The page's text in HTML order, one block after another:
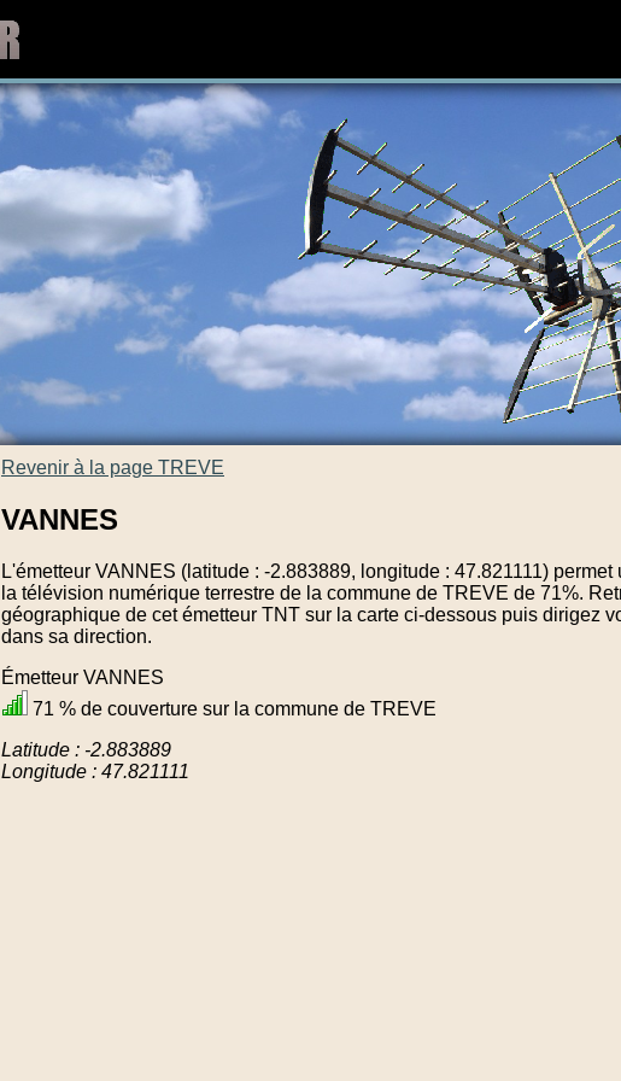
Revenir à la page TREVE
VANNES
L'émetteur VANNES (latitude : -2.883889, longitude : 47.821111)
la télévision numérique terrestre de la commune de TREVE de 71%.
géographique de cet émetteur TNT sur la carte ci-dessous puis dirigez
dans sa direction.
Émetteur VANNES
71 % de couverture sur la commune de TREVE
Latitude : -2.883889
Longitude : 47.821111